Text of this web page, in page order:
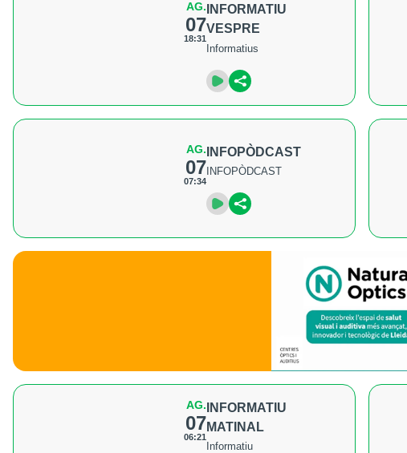
AG.
07
18:31
INFORMATIU
VESPRE
Informatius
AG.
07
07:34
INFOPÒDCAST
INFOPÒDCAST
AG.
07
06:21
INFORMATIU
MATINAL
Informatiu